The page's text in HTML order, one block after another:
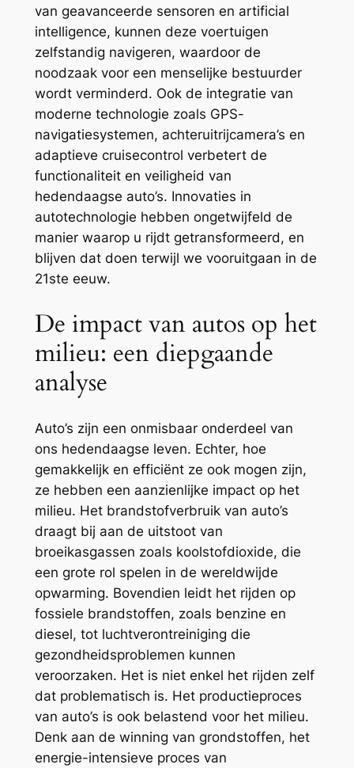
van geavanceerde sensoren en artificial
intelligence, kunnen deze voertuigen
zelfstandig navigeren, waardoor de
noodzaak voor een menselijke bestuurder
wordt verminderd. Ook de integratie van
moderne technologie zoals GPS-
navigatiesystemen, achteruitrijcamera’s en
adaptieve cruisecontrol verbetert de
functionaliteit en veiligheid van
hedendaagse auto’s. Innovaties in
autotechnologie hebben ongetwijfeld de
manier waarop u rijdt getransformeerd, en
blijven dat doen terwijl we vooruitgaan in de
21ste eeuw.
De impact van autos op het
milieu: een diepgaande
analyse
Auto’s zijn een onmisbaar onderdeel van
ons hedendaagse leven. Echter, hoe
gemakkelijk en efficiënt ze ook mogen zijn,
ze hebben een aanzienlijke impact op het
milieu. Het brandstofverbruik van auto’s
draagt bij aan de uitstoot van
broeikasgassen zoals koolstofdioxide, die
een grote rol spelen in de wereldwijde
opwarming. Bovendien leidt het rijden op
fossiele brandstoffen, zoals benzine en
diesel, tot luchtverontreiniging die
gezondheidsproblemen kunnen
veroorzaken. Het is niet enkel het rijden zelf
dat problematisch is. Het productieproces
van auto’s is ook belastend voor het milieu.
Denk aan de winning van grondstoffen, het
energie-intensieve proces van